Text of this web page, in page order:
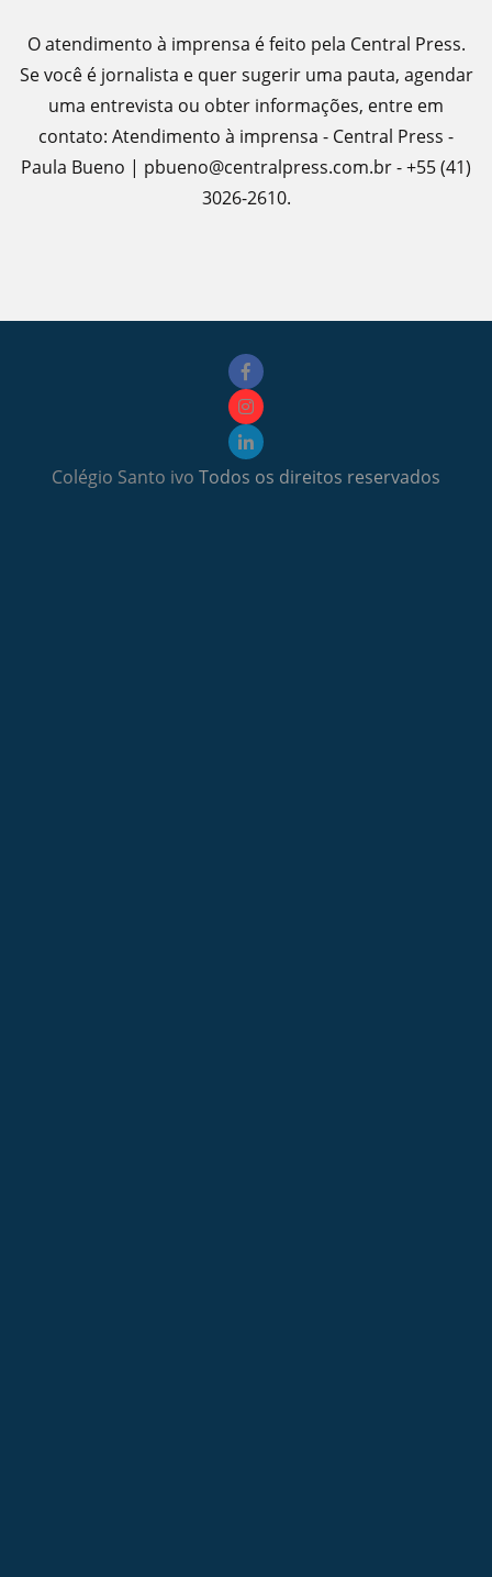
O atendimento à imprensa é feito pela Central Press.
Se você é jornalista e quer sugerir uma pauta, agendar
uma entrevista ou obter informações, entre em
contato: Atendimento à imprensa - Central Press -
Paula Bueno | pbueno@centralpress.com.br - +55 (41)
3026-2610.
Colégio Santo ivo Todos os direitos reservados